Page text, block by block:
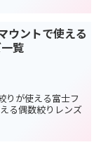
ウントで使える
覧
りが使える富士フ
る偶数絞りレンズ